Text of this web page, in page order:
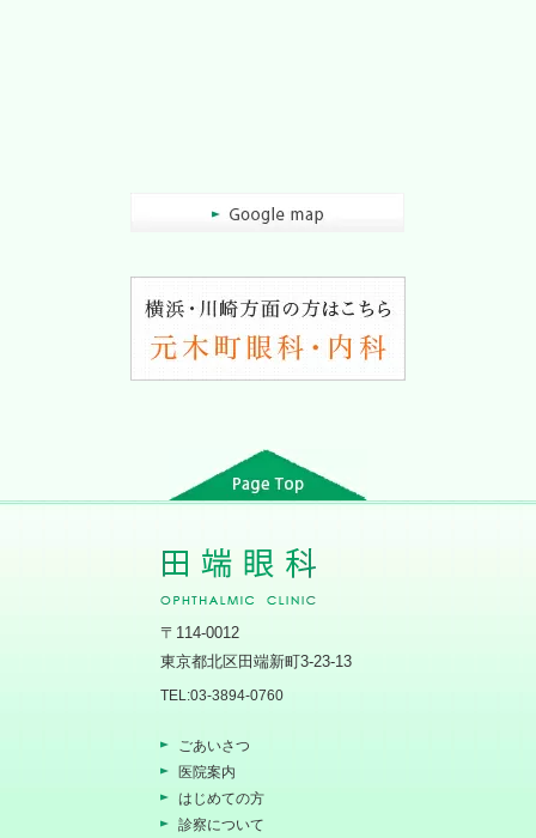
〒114-0012
東京都北区田端新町3-23-13
TEL:03-3894-0760
ごあいさつ
医院案内
はじめての方
診察について